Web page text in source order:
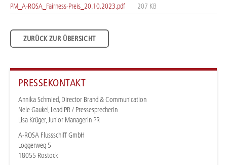
PM_A-ROSA_Fairness-Preis_20.10.2023.pdf
207 KB
ZURÜCK ZUR ÜBERSICHT
PRESSEKONTAKT
Annika Schmied, Director Brand & Communication
Nele Gaukel, Lead PR / Pressesprecherin
Lisa Krüger, Junior Managerin PR
A-ROSA Flussschiff GmbH
Loggerweg 5
18055 Rostock